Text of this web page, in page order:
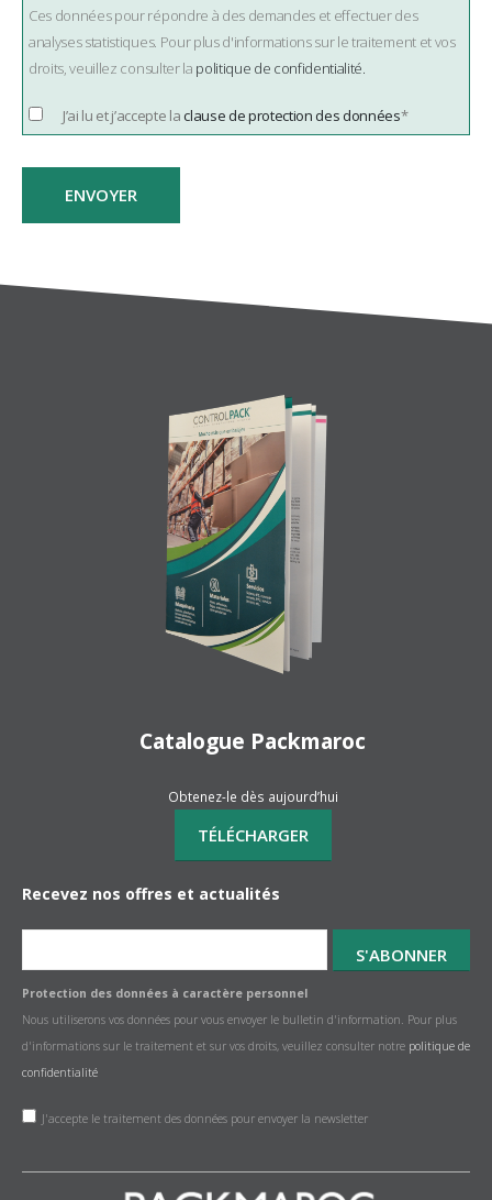
Ces données pour répondre à des demandes et effectuer des
analyses statistiques. Pour plus d'informations sur le traitement et vos
droits, veuillez consulter la politique de confidentialité.
J’ai lu et j’accepte laclause de protection des données*
Recevez nos offres et actualités
Protection des données à caractère personnel
Nous utiliserons vos données pour vous envoyer le bulletin d'information. Pour plus
d'informations sur le traitement et sur vos droits, veuillez consulter notre politique de
confidentialité
J'accepte le traitement des données pour envoyer la newsletter
Catalogue Packmaroc
Obtenez-le dès aujourd’hui